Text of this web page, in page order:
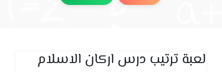
لعبة ترتيب درس اركان الاسلام